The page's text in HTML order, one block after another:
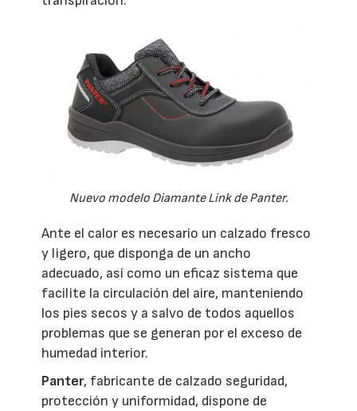
Nuevo modelo Diamante Link de Panter.
Ante el calor es necesario un calzado fresco
y ligero, que disponga de un ancho
adecuado, así como un eficaz sistema que
facilite la circulación del aire, manteniendo
los pies secos y a salvo de todos aquellos
problemas que se generan por el exceso de
humedad interior.
Panter, fabricante de calzado seguridad,
protección y uniformidad, dispone de